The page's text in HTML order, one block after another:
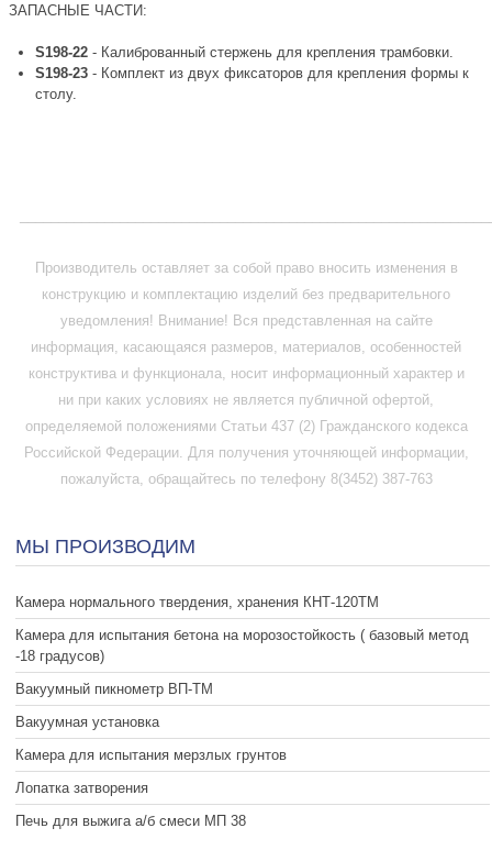
ЗАПАСНЫЕ ЧАСТИ:
S198-22 - Калиброванный стержень для крепления трамбовки.
S198-23 - Комплект из двух фиксаторов для крепления формы к
столу.
Производитель оставляет за собой право вносить изменения в
конструкцию и комплектацию изделий без предварительного
уведомления! Внимание! Вся представленная на сайте
информация, касающаяся размеров, материалов, особенностей
конструктива и функционала, носит информационный характер и
ни при каких условиях не является публичной офертой,
определяемой положениями Статьи 437 (2) Гражданского кодекса
Российской Федерации. Для получения уточняющей информации,
пожалуйста, обращайтесь по телефону 8(3452) 387-763
МЫ ПРОИЗВОДИМ
Камера нормального твердения, хранения КНТ-120ТМ
Камера для испытания бетона на морозостойкость ( базовый метод
-18 градусов)
Вакуумный пикнометр ВП-ТМ
Вакуумная установка
Камера для испытания мерзлых грунтов
Лопатка затворения
Печь для выжига а/б смеси МП 38